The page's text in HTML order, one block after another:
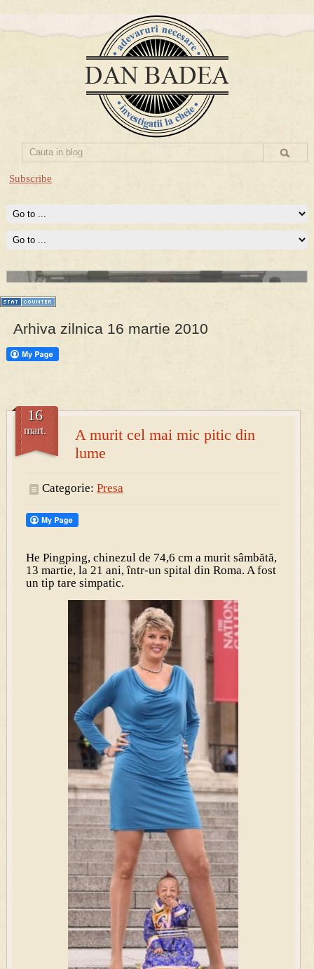
Subscribe
PRESA
Permise pentru vânătoarea de porci în costume, cu gulere albe
Prima mea carte publicata (Nemira)
Averea Presedintelui: prima lucrare despre controversatele
conturi secrete ale Securitatii.
Arhiva zilnica 16 martie 2010
A murit cel mai mic pitic din
lume
16
mart.
Categorie: Presa
He Pingping, chinezul de 74,6 cm a murit sâmbătă,
13 martie, la 21 ani, într-un spital din Roma. A fost
un tip tare simpatic.